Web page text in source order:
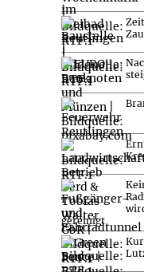
gereinigt